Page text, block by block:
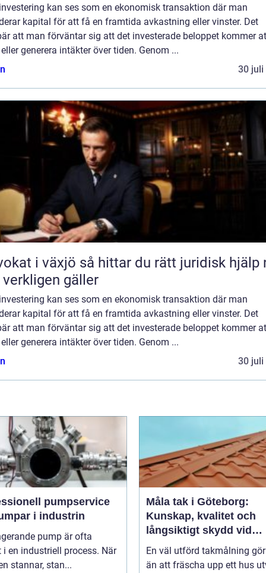
kan ses som en ekonomisk transaktion där man
kapital för att få en framtida avkastning eller vinster. Det
att man förväntar sig att det investerade beloppet kommer
generera intäkter över tiden. Genom ...
30 juli
så hittar du rätt juridisk hjälp när
gäller
kan ses som en ekonomisk transaktion där man
kapital för att få en framtida avkastning eller vinster. Det
att man förväntar sig att det investerade beloppet kommer
generera intäkter över tiden. Genom ...
30 juli
pumpservice
i industrin
pump är ofta
i en industriell process. När
stannar, stan...
Måla tak i Göteborg:
Kunskap, kvalitet och
långsiktigt skydd vid
takmålning i Göteborg
En väl utförd takmålning
än att fräscha upp ett hus